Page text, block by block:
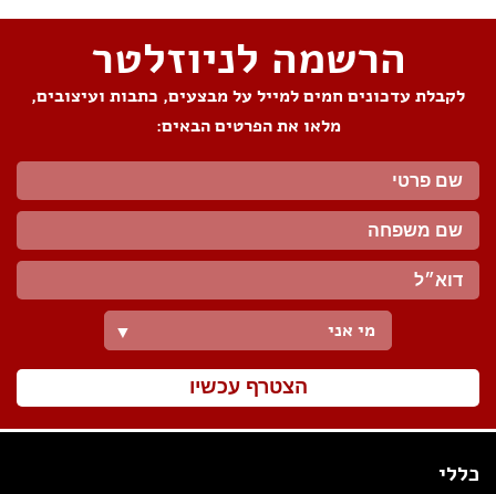
הרשמה לניוזלטר
לקבלת עדכונים חמים למייל על מבצעים, כתבות ועיצובים,
מלאו את הפרטים הבאים:
מי אני ▼
הצטרף עכשיו
כללי